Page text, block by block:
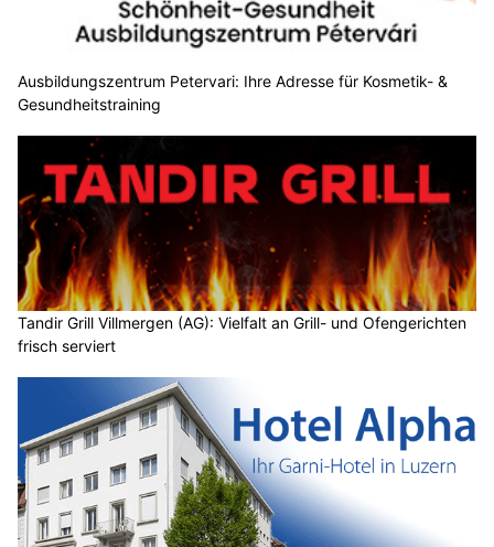
Ausbildungszentrum Petervari: Ihre Adresse für Kosmetik- &
Gesundheitstraining
Tandir Grill Villmergen (AG): Vielfalt an Grill- und Ofengerichten
frisch serviert